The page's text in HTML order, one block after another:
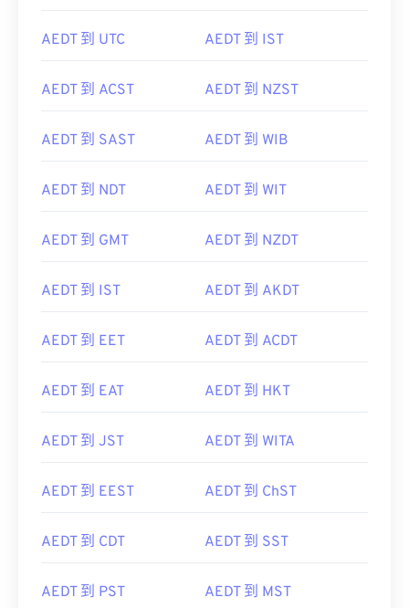
AEDT 到 UTC AEDT 到 IST
AEDT 到 ACST AEDT 到 NZST
AEDT 到 SAST AEDT 到 WIB
AEDT 到 NDT AEDT 到 WIT
AEDT 到 GMT AEDT 到 NZDT
AEDT 到 IST AEDT 到 AKDT
AEDT 到 EET AEDT 到 ACDT
AEDT 到 EAT AEDT 到 HKT
AEDT 到 JST AEDT 到 WITA
AEDT 到 EEST AEDT 到 ChST
AEDT 到 CDT AEDT 到 SST
AEDT 到 PST AEDT 到 MST